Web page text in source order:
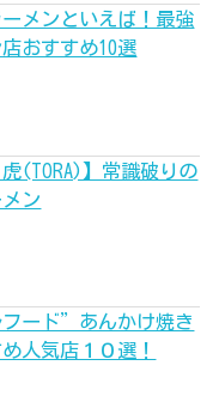
メンといえば！最強
おすすめ10選
(TORA)】常識破りの
ン
ード”あんかけ焼き
人気店１０選！